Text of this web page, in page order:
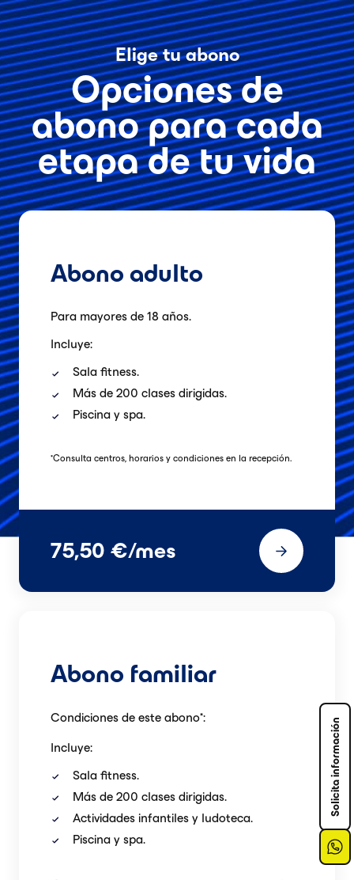
Elige tu abono
Opciones de
abono para cada
etapa de tu vida
Abono adulto
Para mayores de 18 años.
Incluye:
Sala fitness.
Más de 200 clases dirigidas.
Piscina y spa.
*Consulta centros, horarios y condiciones en la recepción.
75,50 €/mes
Abono familiar
Condiciones de este abono*:
Incluye:
Sala fitness.
Más de 200 clases dirigidas.
Actividades infantiles y ludoteca.
Piscina y spa.
Solicita información